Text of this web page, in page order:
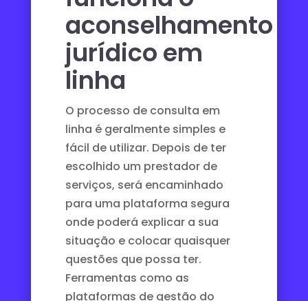
aconselhamento
jurídico em
linha
O processo de consulta em
linha é geralmente simples e
fácil de utilizar. Depois de ter
escolhido um prestador de
serviços, será encaminhado
para uma plataforma segura
onde poderá explicar a sua
situação e colocar quaisquer
questões que possa ter.
Ferramentas como as
plataformas de gestão do